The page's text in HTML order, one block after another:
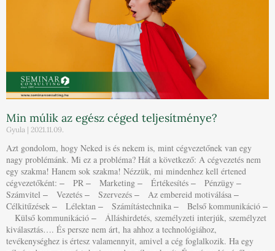
Min múlik az egész céged teljesítménye?
Gyula 2021.11.09.
Azt gondolom, hogy Neked is és nekem is, mint cégvezetőnek van egy
nagy problémánk. Mi ez a probléma? Hát a következő: A cégvezetés nem
egy szakma! Hanem sok szakma! Nézzük, mi mindenhez kell értened
cégvezetőként: ‒ PR ‒ Marketing ‒ Értékesítés ‒ Pénzügy ‒
Számvitel ‒ Vezetés ‒ Szervezés ‒ Az embereid motiválása ‒
Célkitűzések ‒ Lélektan ‒ Számítástechnika ‒ Belső kommunikáció ‒
Külső kommunikáció ‒ Álláshirdetés, személyzeti interjúk, személyzet
kiválasztás…. És persze nem árt, ha ahhoz a technológiához,
tevékenységhez is értesz valamennyit, amivel a cég foglalkozik. Ha egy